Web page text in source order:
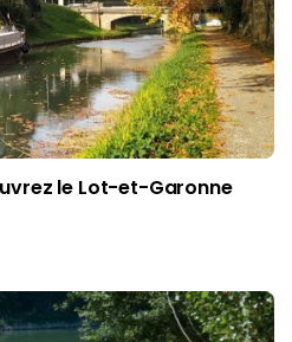
le Lot-et-Garonne